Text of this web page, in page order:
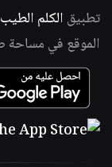
تطبيقالكلم
الموقع في مساحة